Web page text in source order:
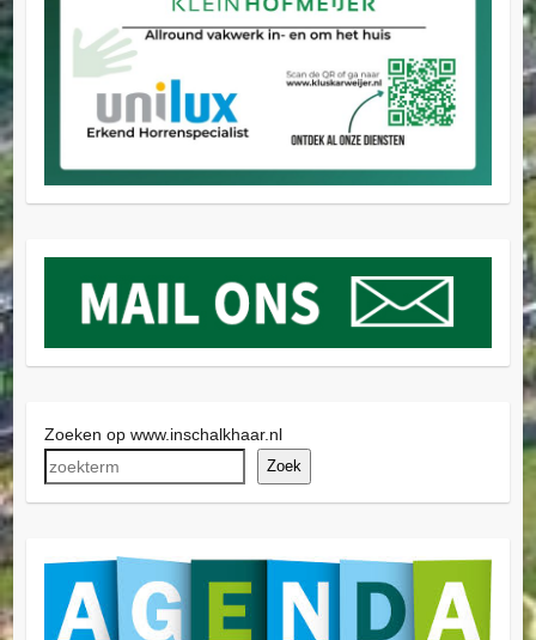
Zoeken op www.inschalkhaar.nl
Zoek